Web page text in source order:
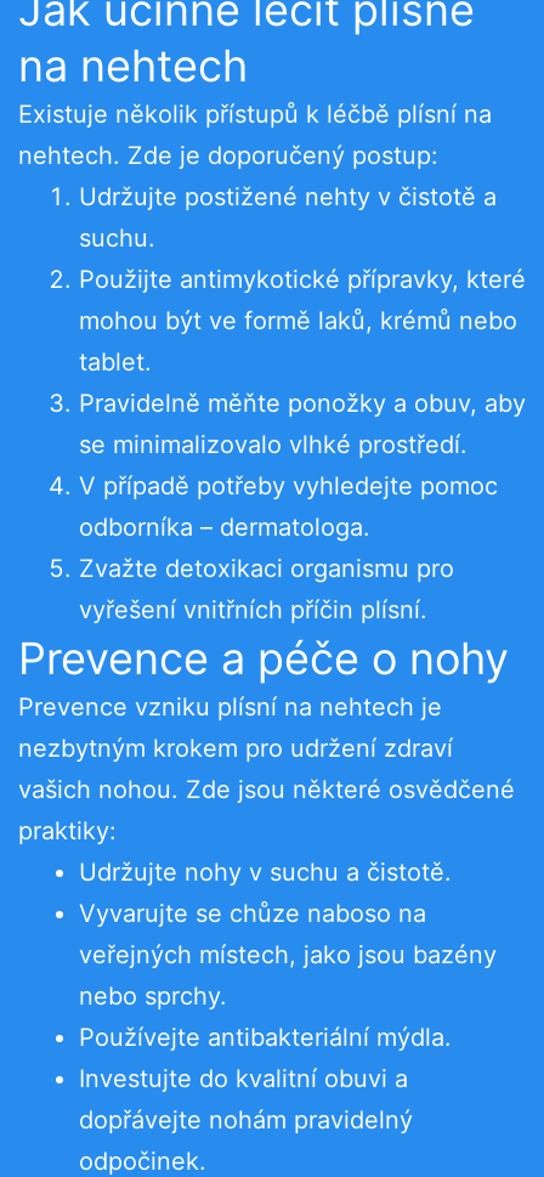
na nehtech
Existuje několik přístupů k léčbě plísní na
nehtech. Zde je doporučený postup:
Udržujte postižené nehty v čistotě a
suchu.
Použijte antimykotické přípravky, které
mohou být ve formě laků, krémů nebo
tablet.
Pravidelně měňte ponožky a obuv, aby
se minimalizovalo vlhké prostředí.
V případě potřeby vyhledejte pomoc
odborníka – dermatologa.
Zvažte detoxikaci organismu pro
vyřešení vnitřních příčin plísní.
Prevence a péče o nohy
Prevence vzniku plísní na nehtech je
nezbytným krokem pro udržení zdraví
vašich nohou. Zde jsou některé osvědčené
praktiky:
Udržujte nohy v suchu a čistotě.
Vyvarujte se chůze naboso na
veřejných místech, jako jsou bazény
nebo sprchy.
Používejte antibakteriální mýdla.
Investujte do kvalitní obuvi a
dopřávejte nohám pravidelný
odpočinek.